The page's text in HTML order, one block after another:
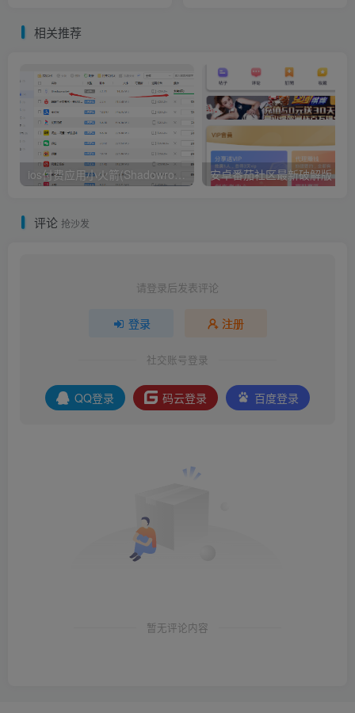
相关推荐
ios付费应用小火箭(Shadowrocket)无需美区苹果ID下载安装教程 安卓番茄社区最新破解版
评论 抢沙发
请登录后发表评论
登录 注册
社交账号登录
QQ登录 码云登录 百度登录
暂无评论内容